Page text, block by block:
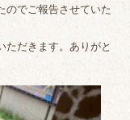
のでご報告させていた
ただきます。ありがと